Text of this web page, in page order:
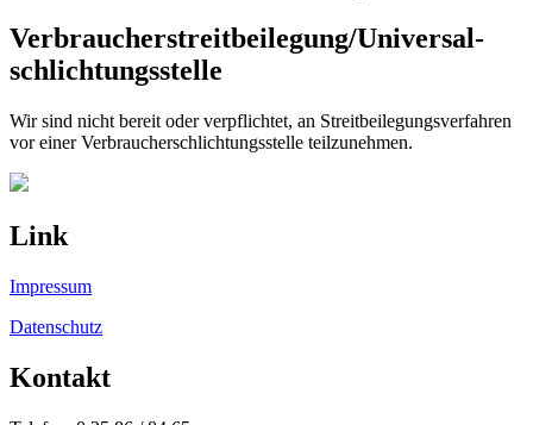
Verbraucher­streit­beilegung/Universal­
schlichtungs­stelle
Wir sind nicht bereit oder verpflichtet, an Streitbeilegungsverfahren
vor einer Verbraucherschlichtungsstelle teilzunehmen.
Link
Impressum
Datenschutz
Kontakt